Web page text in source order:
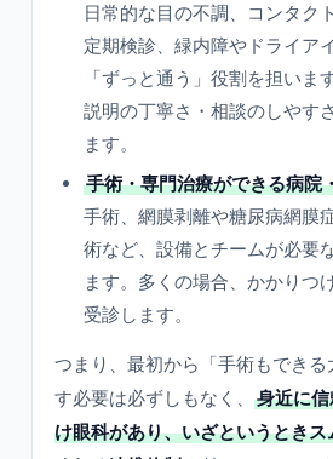
日常的な目の不調、コンタク
定期検診、緑内障やドライア
「ずっと通う」役割を担いま
説明の丁寧さ・相談のしやす
ます。
手術・専門治療ができる病院
手術、網膜剥離や糖尿病網膜
術など、設備とチームが必要
ます。多くの場合、かかりつ
受診します。
つまり、最初から「手術もでき
す必要は必ずしもなく、
身近に
け眼科があり、いざというとき